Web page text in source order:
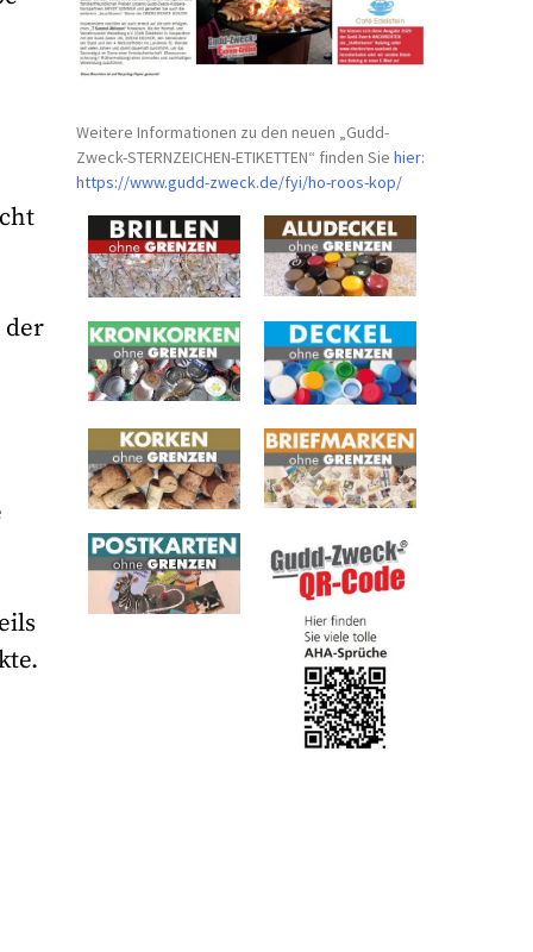
der
Weitere Informationen zu den neuen „Gudd-
Zweck-STERNZEICHEN-ETIKETTEN“ finden Siehier:
https://www.gudd-zweck.de/fyi/ho-roos-kop/